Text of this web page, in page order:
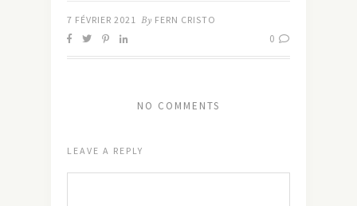
7 FÉVRIER 2021 By FERN CRISTO
0
NO COMMENTS
LEAVE A REPLY